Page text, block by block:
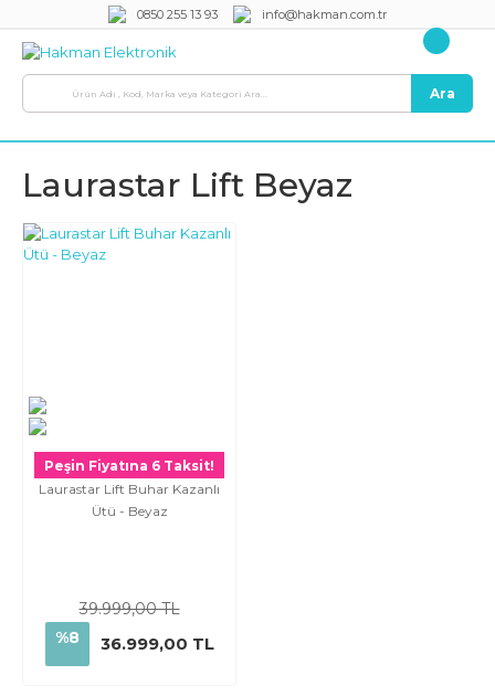
0850 255 13 93 info@hakman.com.tr
Ara
Laurastar Lift Beyaz
Peşin Fiyatına 6 Taksit!
Laurastar Lift Buhar Kazanlı
Ütü - Beyaz
39.999,00 TL
%8
36.999,00 TL